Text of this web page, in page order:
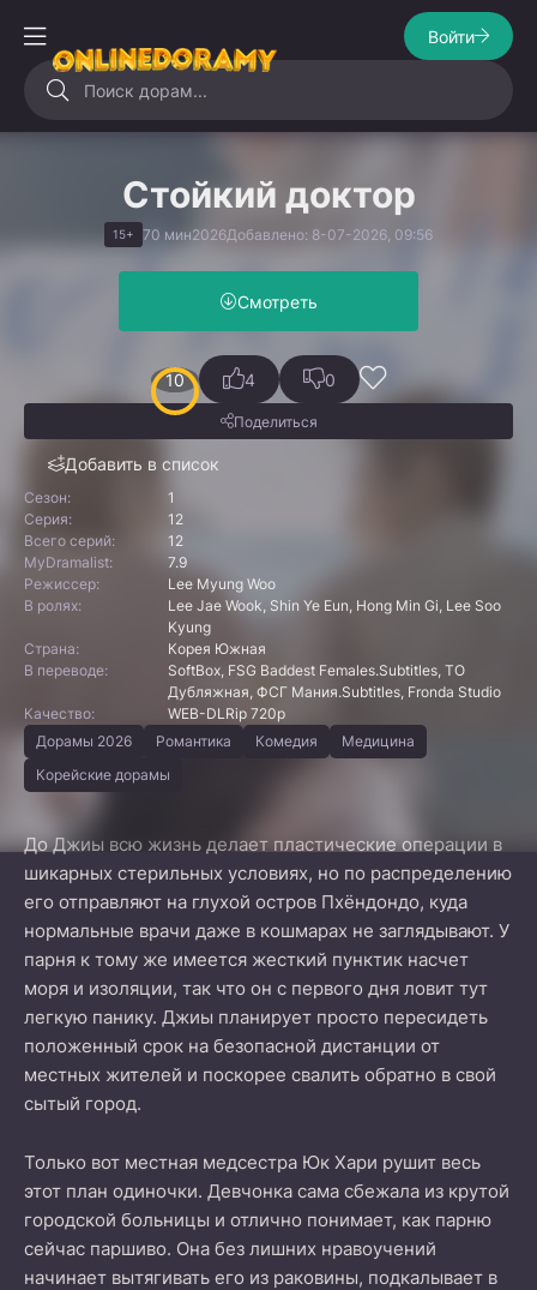
Войти
Стойкий доктор
15+ 70 мин2026Добавлено: 8-07-2026, 09:56
Смотреть
10
Добавить в список
4 0
Поделиться
Сезон:
1
Серия:
12
Всего серий:
12
MyDramalist:
7.9
Режиссер:
Lee Myung Woo
В ролях:
Lee Jae Wook, Shin Ye Eun, Hong Min Gi, Lee Soo
Kyung
Страна:
Корея Южная
В переводе:
SoftBox, FSG Baddest Females.Subtitles, ТО
Дубляжная, ФСГ Мания.Subtitles, Fronda Studio
Качество:
WEB-DLRip 720p
Дорамы 2026
Романтика Комедия
Медицина
Корейские дорамы
До Джиы всю жизнь делает пластические операции в
шикарных стерильных условиях, но по распределению
его отправляют на глухой остров Пхёндондо, куда
нормальные врачи даже в кошмарах не заглядывают. У
парня к тому же имеется жесткий пунктик насчет
моря и изоляции, так что он с первого дня ловит тут
легкую панику. Джиы планирует просто пересидеть
положенный срок на безопасной дистанции от
местных жителей и поскорее свалить обратно в свой
сытый город.
Только вот местная медсестра Юк Хари рушит весь
этот план одиночки. Девчонка сама сбежала из крутой
городской больницы и отлично понимает, как парню
сейчас паршиво. Она без лишних нравоучений
начинает вытягивать его из раковины, подкалывает в